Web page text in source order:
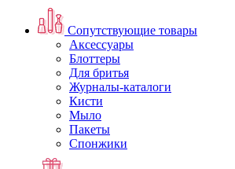
Сопутствующие товары
Аксессуары
Блоттеры
Для бритья
Журналы-каталоги
Кисти
Мыло
Пакеты
Спонжики